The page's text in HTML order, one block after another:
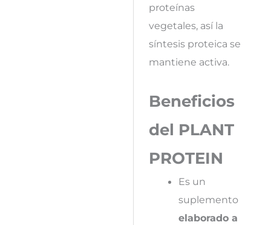
proteínas
vegetales, así la
síntesis proteica se
mantiene activa.
Beneficios
del PLANT
PROTEIN
Es un
suplemento
elaborado a